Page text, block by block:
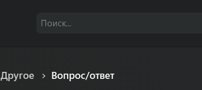
Другое Вопрос/ответ